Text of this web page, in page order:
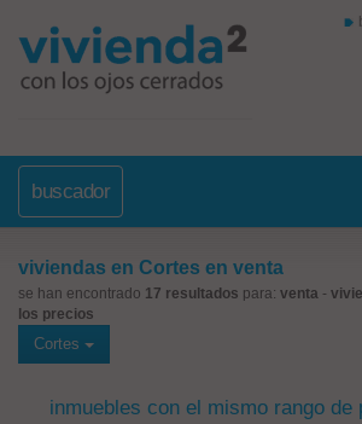
buscador
viviendas en Cortes en venta
se han encontrado 17 resultados para: venta -
los precios
Cortes
inmuebles con el mismo rango de